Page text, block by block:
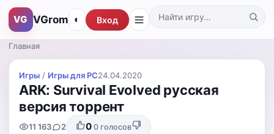
VG VGrom Поиск по каталогу
◐ Вход
Главная
Игры / Игры для PС24.04.2020
ARK: Survival Evolved русская
версия торрент
11 163 2 0 0 голосов